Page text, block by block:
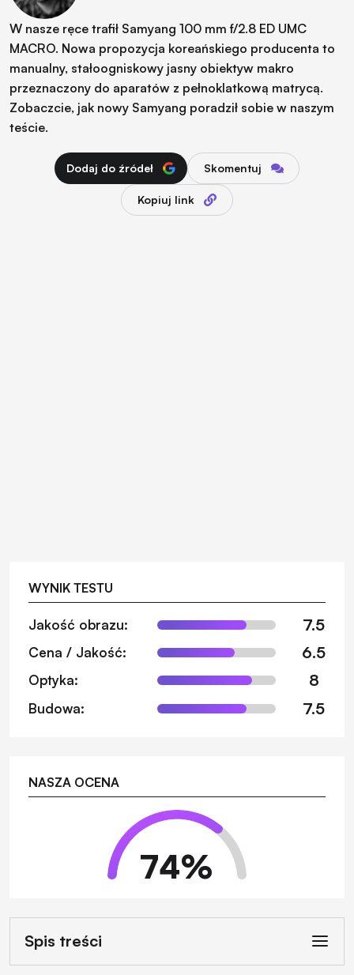
W nasze ręce trafił Samyang 100 mm f/2.8 ED UMC
MACRO. Nowa propozycja koreańskiego producenta to
manualny, stałoogniskowy jasny obiektyw makro
przeznaczony do aparatów z pełnoklatkową matrycą.
Zobaczcie, jak nowy Samyang poradził sobie w naszym
teście.
Dodaj do źródeł Skomentuj
Kopiuj link
WYNIK TESTU
Jakość obrazu: 7.5
Cena / Jakość: 6.5
Optyka: 8
Budowa: 7.5
NASZA OCENA
74%
Spis treści